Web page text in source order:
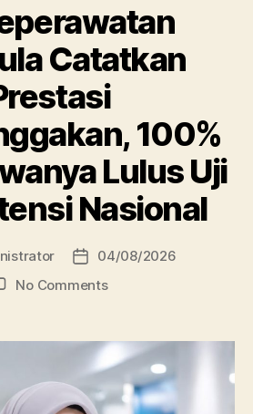
Catatkan
100%
Lulus Uji
Nasional
Post04/08/2026
No Commentson
Unissula
Catatkan
Prestasi
Membanggakan,